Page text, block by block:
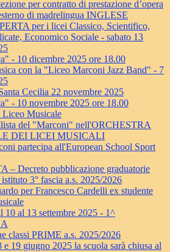
per contratto di prestazione d’opera
di madrelingua INGLESE
per i licei Classico, Scientifico,
Economico Sociale - sabato 13
- 10 dicembre 2025 ore 18.00
con la "Liceo Marconi Jazz Band" - 7
Cecilia 22 novembre 2025
- 10 novembre 2025 ore 18.00
Musicale
del "Marconi" nell'ORCHESTRA
DEI LICEI MUSICALI
partecipa all'European School Sport
– Decreto pubblicazione graduatorie
3° fascia a.s. 2025/2026
per Francesco Cardelli ex studente
al 13 settembre 2025 - 1^
classi PRIME a.s. 2025/2026
19 giugno 2025 la scuola sarà chiusa al